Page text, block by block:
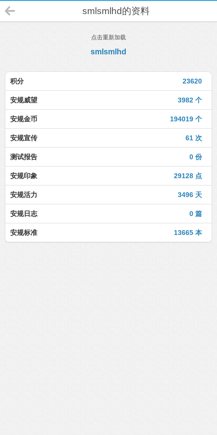
smlsmlhd的资料
点击重新加载
smlsmlhd
23620
积分
3982 个
安规威望
194019 个
安规金币
61 次
安规宣传
0 份
测试报告
29128 点
安规印象
3496 天
安规活力
0 篇
安规日志
13665 本
安规标准